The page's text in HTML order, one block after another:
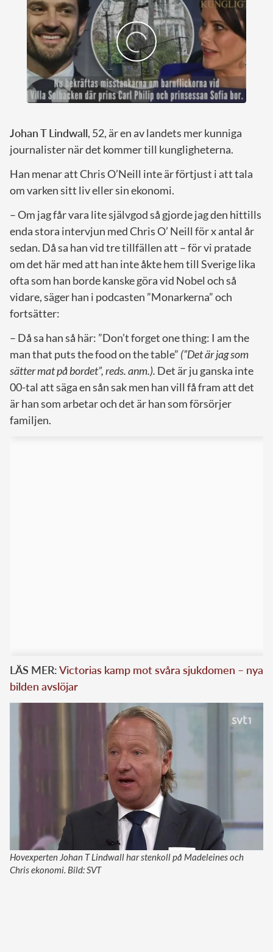
Johan T Lindwall, 52, är en av landets mer kunniga
journalister när det kommer till kungligheterna.
Han menar att Chris O’Neill inte är förtjust i att tala
om varken sitt liv eller sin ekonomi.
– Om jag får vara lite självgod så gjorde jag den hittills
enda stora intervjun med Chris O’ Neill för x antal år
sedan. Då sa han vid tre tillfällen att – för vi pratade
om det här med att han inte åkte hem till Sverige lika
ofta som han borde kanske göra vid Nobel och så
vidare, säger han i podcasten ”Monarkerna” och
fortsätter:
– Då sa han så här: ”Don’t forget one thing: I am the
man that puts the food on the table” (”Det är jag som
sätter mat på bordet”, reds. anm.). Det är ju ganska inte
00-tal att säga en sån sak men han vill få fram att det
är han som arbetar och det är han som försörjer
familjen.
LÄS MER:Victorias kamp mot svåra sjukdomen – nya
bilden avslöjar
Hovexperten Johan T Lindwall har stenkoll på Madeleines och
Chris ekonomi. Bild: SVT